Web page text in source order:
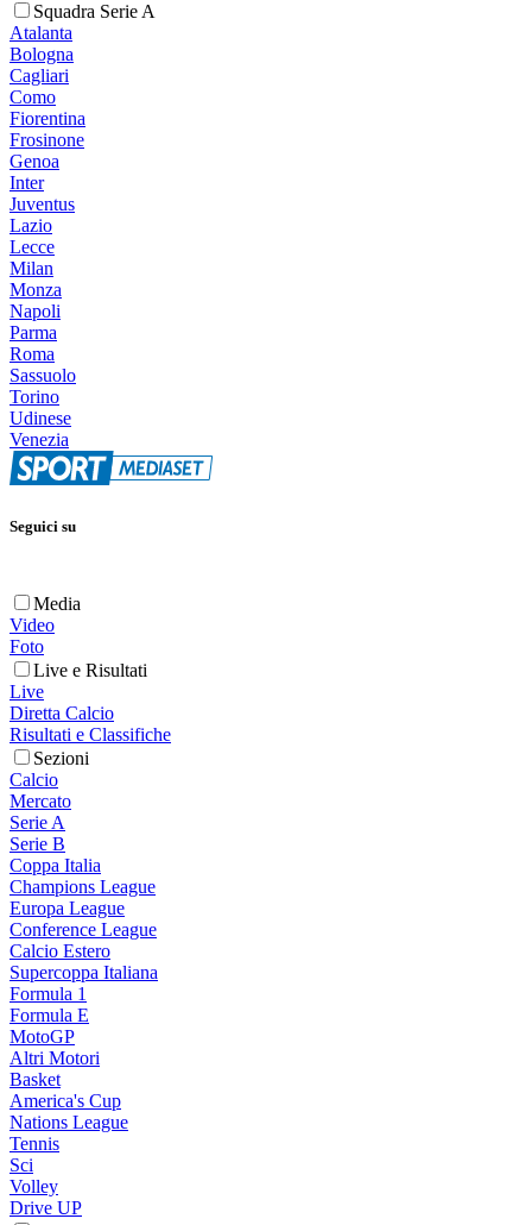
Squadra Serie A
Atalanta
Bologna
Cagliari
Como
Fiorentina
Frosinone
Genoa
Inter
Juventus
Lazio
Lecce
Milan
Monza
Napoli
Parma
Roma
Sassuolo
Torino
Udinese
Venezia
Seguici su
Media
Video
Foto
Live e Risultati
Live
Diretta Calcio
Risultati e Classifiche
Sezioni
Calcio
Mercato
Serie A
Serie B
Coppa Italia
Champions League
Europa League
Conference League
Calcio Estero
Supercoppa Italiana
Formula 1
Formula E
MotoGP
Altri Motori
Basket
America's Cup
Nations League
Tennis
Sci
Volley
Drive UP